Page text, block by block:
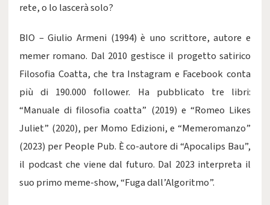
rete, o lo lascerà solo?
BIO – Giulio Armeni (1994) è uno scrittore, autore e
memer romano. Dal 2010 gestisce il progetto satirico
Filosofia Coatta, che tra Instagram e Facebook conta
più di 190.000 follower. Ha pubblicato tre libri:
“Manuale di filosofia coatta” (2019) e “Romeo Likes
Juliet” (2020), per Momo Edizioni, e “Memeromanzo”
(2023) per People Pub. È co-autore di “Apocalips Bau”,
il podcast che viene dal futuro. Dal 2023 interpreta il
suo primo meme-show, “Fuga dall’Algoritmo”.